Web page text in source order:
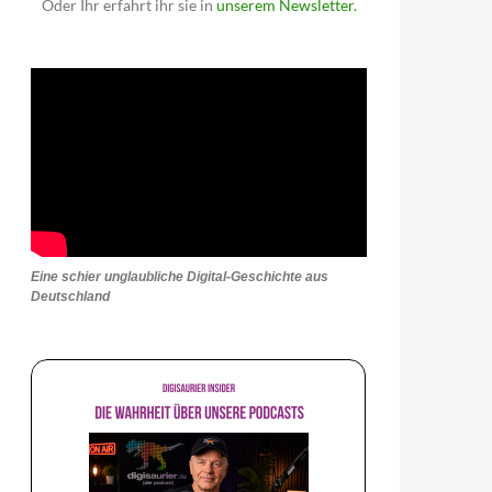
Oder Ihr erfahrt ihr sie in unserem Newsletter.
Eine schier unglaubliche Digital-Geschichte aus
Deutschland